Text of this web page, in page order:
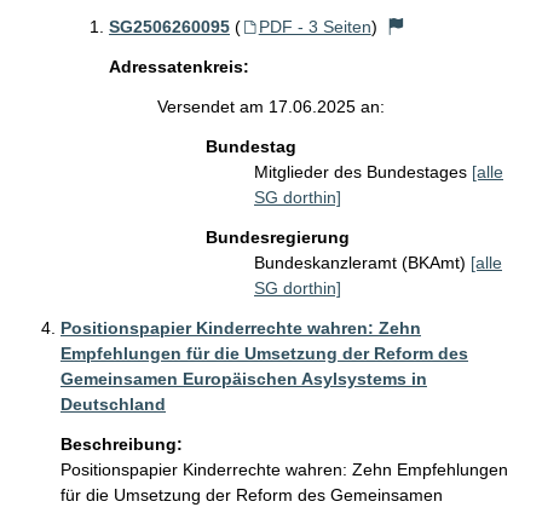
SG2506260095 ( PDF - 3 Seiten)
Adressatenkreis:
Versendet am 17.06.2025 an:
Bundestag
Mitglieder des Bundestages [alle
SG dorthin]
Bundesregierung
Bundeskanzleramt (BKAmt) [alle
SG dorthin]
Positionspapier Kinderrechte wahren: Zehn
Empfehlungen für die Umsetzung der Reform des
Gemeinsamen Europäischen Asylsystems in
Deutschland
Beschreibung:
Positionspapier Kinderrechte wahren: Zehn Empfehlungen
für die Umsetzung der Reform des Gemeinsamen